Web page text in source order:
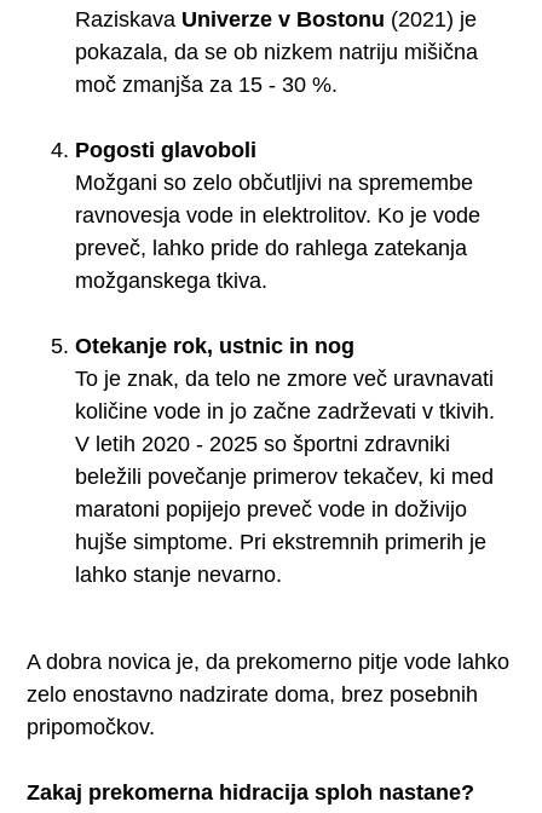
Raziskava Univerze v Bostonu (2021) je
pokazala, da se ob nizkem natriju mišična
moč zmanjša za 15 - 30 %.
Pogosti glavoboli
Možgani so zelo občutljivi na spremembe
ravnovesja vode in elektrolitov. Ko je vode
preveč, lahko pride do rahlega zatekanja
možganskega tkiva.
Otekanje rok, ustnic in nog
To je znak, da telo ne zmore več uravnavati
količine vode in jo začne zadrževati v tkivih.
V letih 2020 - 2025 so športni zdravniki
beležili povečanje primerov tekačev, ki med
maratoni popijejo preveč vode in doživijo
hujše simptome. Pri ekstremnih primerih je
lahko stanje nevarno.
A dobra novica je, da prekomerno pitje vode lahko
zelo enostavno nadzirate doma, brez posebnih
pripomočkov.
Zakaj prekomerna hidracija sploh nastane?